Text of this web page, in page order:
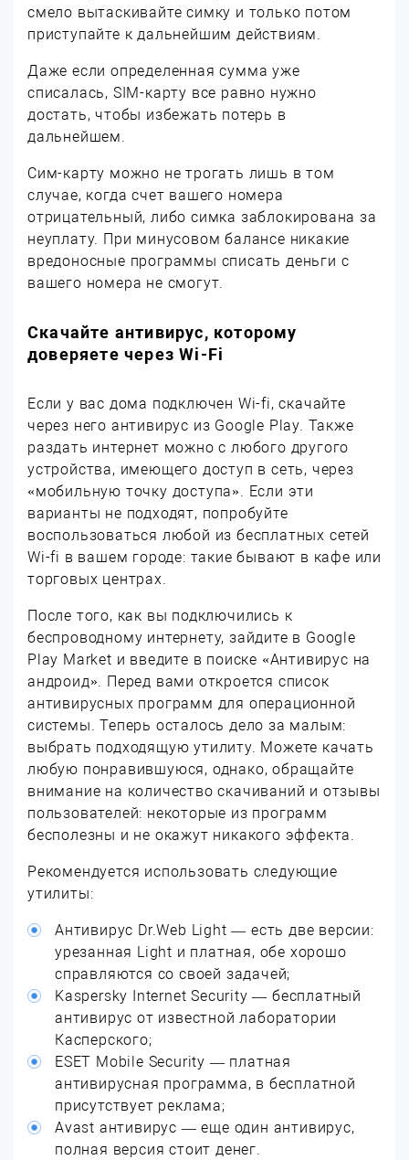
смело вытаскивайте симку и только потом
приступайте к дальнейшим действиям.
Даже если определенная сумма уже
списалась, SIM-карту все равно нужно
достать, чтобы избежать потерь в
дальнейшем.
Сим-карту можно не трогать лишь в том
случае, когда счет вашего номера
отрицательный, либо симка заблокирована за
неуплату. При минусовом балансе никакие
вредоносные программы списать деньги с
вашего номера не смогут.
Скачайте антивирус, которому
доверяете через Wi-Fi
Если у вас дома подключен Wi-fi, скачайте
через него антивирус из Google Play. Также
раздать интернет можно с любого другого
устройства, имеющего доступ в сеть, через
«мобильную точку доступа». Если эти
варианты не подходят, попробуйте
воспользоваться любой из бесплатных сетей
Wi-fi в вашем городе: такие бывают в кафе или
торговых центрах.
После того, как вы подключились к
беспроводному интернету, зайдите в Google
Play Market и введите в поиске «Антивирус на
андроид». Перед вами откроется список
антивирусных программ для операционной
системы. Теперь осталось дело за малым:
выбрать подходящую утилиту. Можете качать
любую понравившуюся, однако, обращайте
внимание на количество скачиваний и отзывы
пользователей: некоторые из программ
бесполезны и не окажут никакого эффекта.
Рекомендуется использовать следующие
утилиты:
Антивирус Dr.Web Light — есть две версии:
урезанная Light и платная, обе хорошо
справляются со своей задачей;
Kaspersky Internet Security — бесплатный
антивирус от известной лаборатории
Касперского;
ESET Mobile Security — платная
антивирусная программа, в бесплатной
присутствует реклама;
Avast антивирус — еще один антивирус,
полная версия стоит денег.